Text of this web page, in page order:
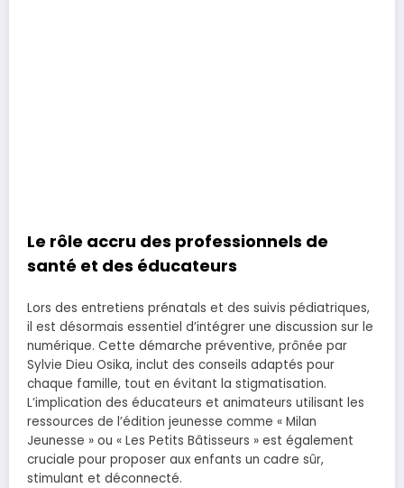
Le rôle accru des professionnels de
santé et des éducateurs
Lors des entretiens prénatals et des suivis pédiatriques,
il est désormais essentiel d’intégrer une discussion sur le
numérique. Cette démarche préventive, prônée par
Sylvie Dieu Osika, inclut des conseils adaptés pour
chaque famille, tout en évitant la stigmatisation.
L’implication des éducateurs et animateurs utilisant les
ressources de l’édition jeunesse comme « Milan
Jeunesse » ou « Les Petits Bâtisseurs » est également
cruciale pour proposer aux enfants un cadre sûr,
stimulant et déconnecté.